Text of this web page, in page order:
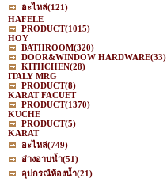
อะไหล่(121)
HAFELE
PRODUCT(1015)
HOY
BATHROOM(320)
DOOR&WINDOW HARDWARE(33)
KITHCHEN(28)
ITALY MRG
PRODUCT(8)
KARAT FACUET
PRODUCT(1370)
KUCHE
PRODUCT(5)
KARAT
อะไหล่(749)
อ่างอาบน้ำ(51)
อุปกรณ์ห้องน้ำ(21)